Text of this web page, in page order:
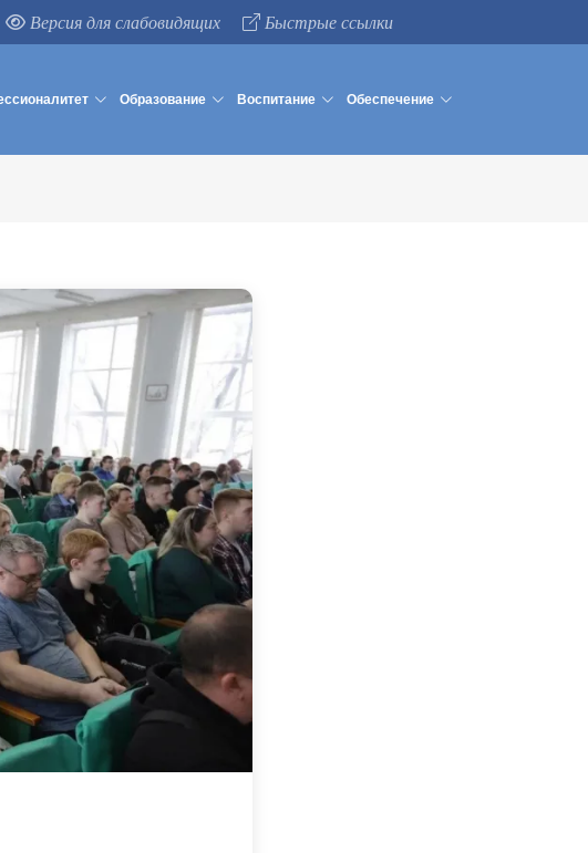
Версия для слабовидящих Быстрые ссылки
Образование Воспитание Обеспечение